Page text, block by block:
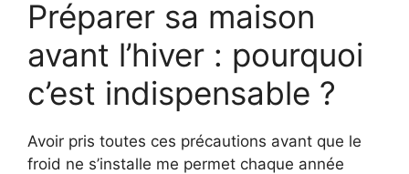
Préparer sa maison
avant l’hiver : pourquoi
c’est indispensable ?
Avoir pris toutes ces précautions avant que le
froid ne s’installe me permet chaque année